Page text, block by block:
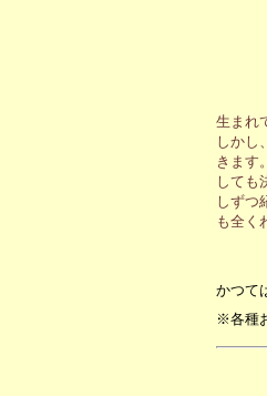
生まれ
しかし
きます
しても
しずつ
も全く
かつて
※各種